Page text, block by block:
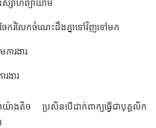
ករំលែកចំណេះដឹងគ្នាទៅវិញទៅមក
ារងារ
ងារ
តិច​ ប្រសិនបើ​ដាក់​ពាក្យ​ធ្វើ​ជា​បុគ្គលិក